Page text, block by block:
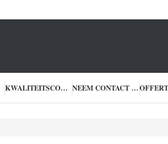
KWALITEITSCONTROLE NEEM CONTACT MET ONS OP